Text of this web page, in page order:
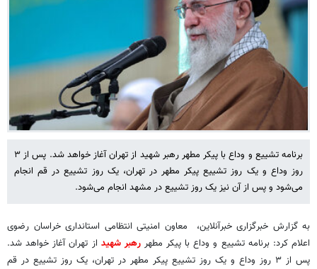
برنامه تشییع و وداع با پیکر مطهر رهبر شهید از تهران آغاز خواهد شد. پس از ۳
روز وداع و یک روز تشییع پیکر مطهر در تهران، یک روز تشییع در قم انجام
می‌شود و پس از آن نیز یک روز تشییع در مشهد انجام می‌شود.
به گزارش خبرگزاری خبرآنلاین، معاون امنیتی انتظامی استانداری خراسان رضوی
اعلام کرد: برنامه تشییع و وداع با پیکر مطهررهبر شهید از تهران آغاز خواهد شد.
پس از ۳ روز وداع و یک روز تشییع پیکر مطهر در تهران، یک روز تشییع در قم